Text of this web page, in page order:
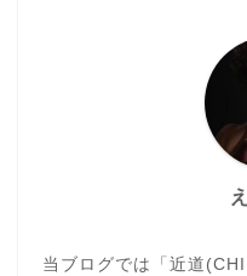
当ブログでは「近道